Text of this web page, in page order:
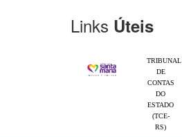
Links Úteis
TRIBUNAL
DE
CONTAS
DO
ESTADO
(TCE-
RS)